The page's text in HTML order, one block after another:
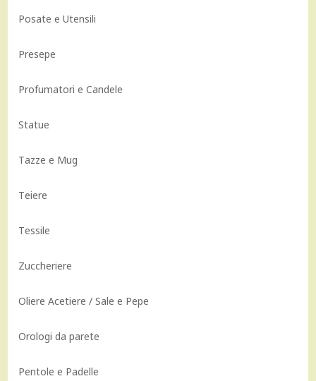
Posate e Utensili
Presepe
Profumatori e Candele
Statue
Tazze e Mug
Teiere
Tessile
Zuccheriere
Oliere Acetiere / Sale e Pepe
Orologi da parete
Pentole e Padelle